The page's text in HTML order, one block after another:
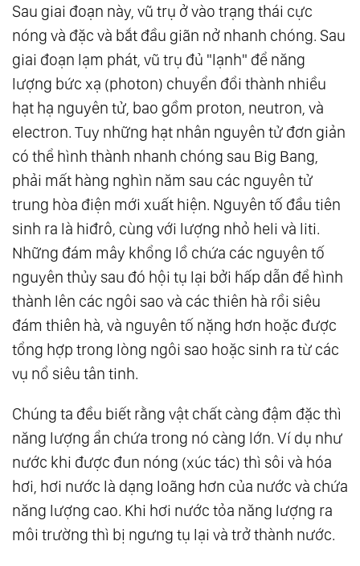
150.Chưa Tu Chấp Kiểu Đời, Tu Rồi Chấp Kiểu
Đạo
151.Người Vô Tình Nhất Lại Là Người Hữu
Tình Nhất
152.Người Thầy Vĩ Đại Nhất
153.Sở Thích Và Đam Mê
154.Trở Thành Tình Yêu
155.Tất Cả Đều Là Phật
156. Niết Bàn Trong Luân Hồi
157. Thức Tỉnh
158.Bí Mật Của Cái Chết
159.Hành Trình Chữa Lành
160.Bóng Tối - Chỉ Là Một Dạng Khác Của
Ánh Sáng
161.Khi Lòng Người Đủ Bao Dung
162.Phiền Não Tức Bồ Đề
163.Tự Do Là Khi Chẳng Cần Phải Là Gì Cả
164.Ngộ Không - Hành Trình Làm Chủ Tâm
Tính
165.Chánh - Là Khi Thế Giới Xích Lại Gần
Nhau
Sau giai đoạn này, vũ trụ ở vào trạng thái cực
nóng và đặc và bắt đầu giãn nở nhanh chóng. Sau
giai đoạn lạm phát, vũ trụ đủ "lạnh" để năng
lượng bức xạ (photon) chuyển đổi thành nhiều
hạt hạ nguyên tử, bao gồm proton, neutron, và
electron. Tuy những hạt nhân nguyên tử đơn giản
có thể hình thành nhanh chóng sau Big Bang,
phải mất hàng nghìn năm sau các nguyên tử
trung hòa điện mới xuất hiện. Nguyên tố đầu tiên
sinh ra là hiđrô, cùng với lượng nhỏ heli và liti.
Những đám mây khổng lồ chứa các nguyên tố
nguyên thủy sau đó hội tụ lại bởi hấp dẫn để hình
thành lên các ngôi sao và các thiên hà rồi siêu
đám thiên hà, và nguyên tố nặng hơn hoặc được
tổng hợp trong lòng ngôi sao hoặc sinh ra từ các
vụ nổ siêu tân tinh.
Chúng ta đều biết rằng vật chất càng đậm đặc thì
năng lượng ẩn chứa trong nó càng lớn. Ví dụ như
nước khi được đun nóng (xúc tác) thì sôi và hóa
hơi, hơi nước là dạng loãng hơn của nước và chứa
năng lượng cao. Khi hơi nước tỏa năng lượng ra
môi trường thì bị ngưng tụ lại và trở thành nước.